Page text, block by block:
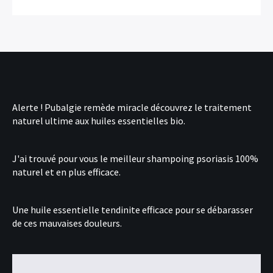
Alerte ! Pubalgie remède miracle découvrez le traitement
naturel ultime aux huiles essentielles bio.
J'ai trouvé pour vous le meilleur shampoing psoriasis 100%
naturel et en plus efficace.
Une huile essentielle tendinite efficace pour se débarasser
de ces mauvaises douleurs.